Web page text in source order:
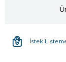
İstek